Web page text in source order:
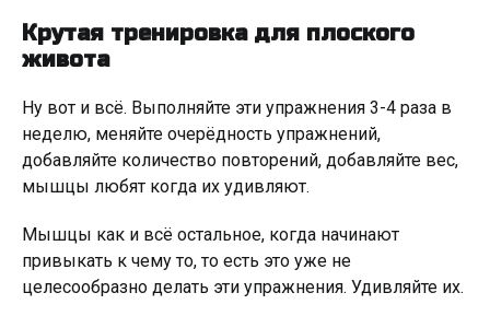
Крутая тренировка для плоского
живота
Ну вот и всё. Выполняйте эти упражнения 3-4 раза в
неделю, меняйте очерёдность упражнений,
добавляйте количество повторений, добавляйте вес,
мышцы любят когда их удивляют.
Мышцы как и всё остальное, когда начинают
привыкать к чему то, то есть это уже не
целесообразно делать эти упражнения. Удивляйте их.